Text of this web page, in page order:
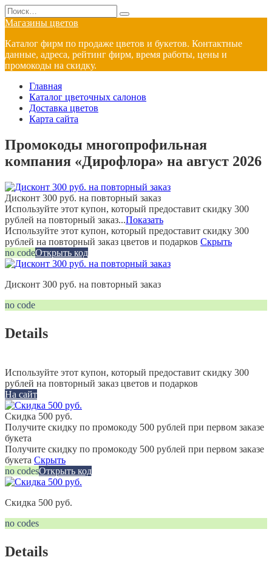
Перейти
к
содержанию
Search
for:
Магазины цветов
Каталог фирм по продаже цветов и букетов. Контактные
данные, адреса, рейтинг фирм, время работы, цены и
промокоды на скидку.
Главная
Каталог цветочных салонов
Доставка цветов
Карта сайта
Промокоды многопрофильная
компания «Дирофлора» на август 2026
Дисконт 300 руб. на повторный заказ
Используйте этот купон, который предоставит скидку 300
рублей на повторный заказ...Показать
Используйте этот купон, который предоставит скидку 300
рублей на повторный заказ цветов и подарков Скрыть
no codeОткрыть код
Дисконт 300 руб. на повторный заказ
no code
Details
Используйте этот купон, который предоставит скидку 300
рублей на повторный заказ цветов и подарков
На сайт
Скидка 500 руб.
Получите скидку по промокоду 500 рублей при первом заказе
букета
Получите скидку по промокоду 500 рублей при первом заказе
букета Скрыть
no codesОткрыть код
Скидка 500 руб.
no codes
Details